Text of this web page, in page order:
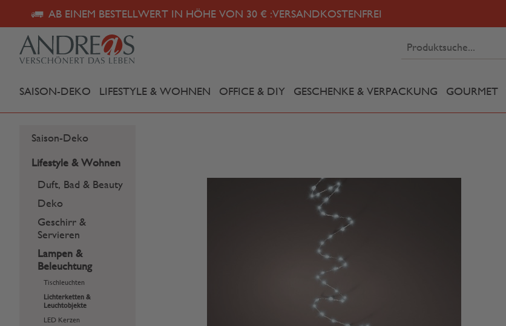
AB EINEM BESTELLWERT IN HÖHE VON 30 € :VERSANDKOSTENFREI
SAISON-DEKO LIFESTYLE & WOHNEN OFFICE & DIY GESCHENKE & VERPACKUNG GOURMET
Saison-Deko
Lifestyle & Wohnen
Duft, Bad & Beauty
Deko
Geschirr &
Servieren
Lampen &
Beleuchtung
Tischleuchten
Lichterketten &
Leuchtobjekte
LED Kerzen